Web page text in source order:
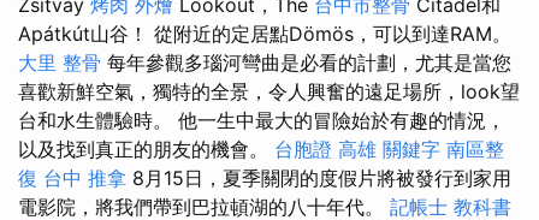
Apátkút山谷！ 從附近的定居點Dömös，可以到達RAM。
大里 整骨 每年參觀多瑙河彎曲是必看的計劃，尤其是當您
喜歡新鮮空氣，獨特的全景，令人興奮的遠足場所，look望
台和水生體驗時。 他一生中最大的冒險始於有趣的情況，
以及找到真正的朋友的機會。 台胞證 高雄 關鍵字 南區整
復 台中 推拿 8月15日，夏季關閉的度假片將被發行到家用
電影院，將我們帶到巴拉頓湖的八十年代。 記帳士 教科書